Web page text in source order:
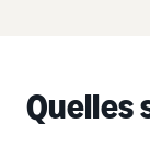
Quelles